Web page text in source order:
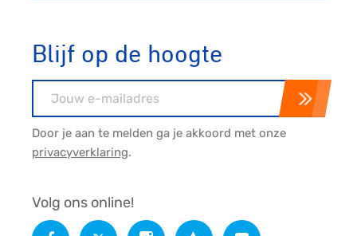
Blijf op de hoogte
Door je aan te melden ga je akkoord met onze
privacyverklaring.
Volg ons online!